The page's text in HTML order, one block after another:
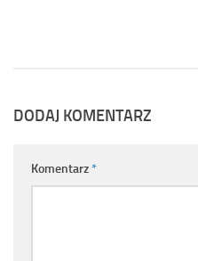
DODAJ KOMENTARZ
Komentarz*